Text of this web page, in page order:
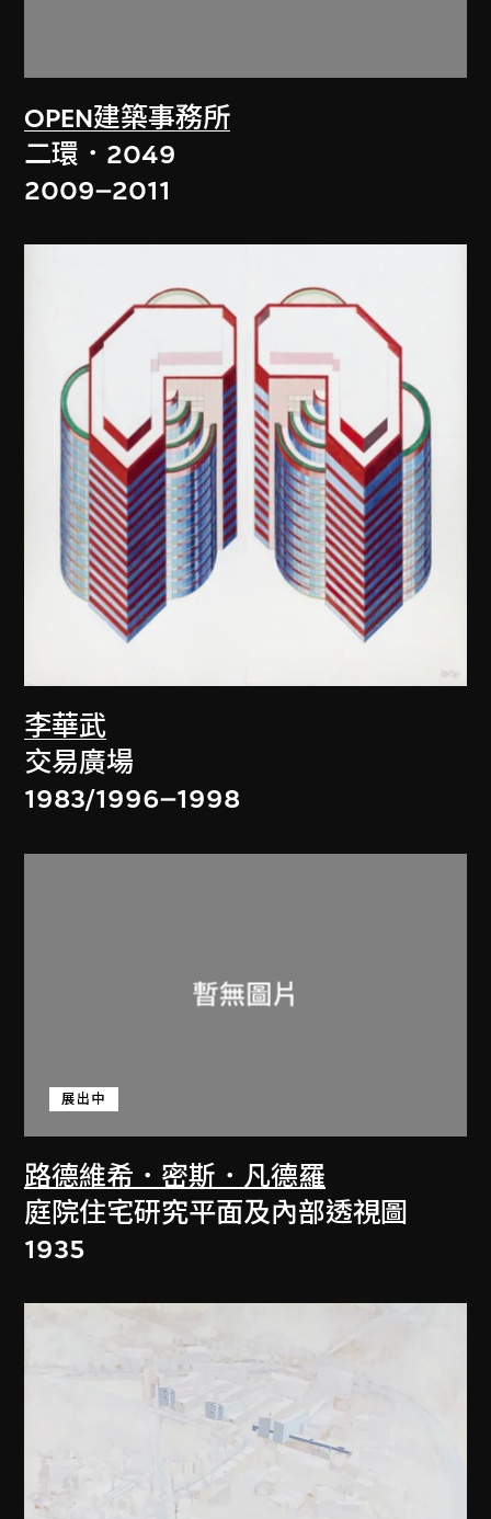
OPEN建築事務所
二環．2049
2009–2011
李華武
交易廣場
1983/1996–1998
路德維希．密斯．凡德羅
展出中
庭院住宅研究平面及內部透視圖
1935